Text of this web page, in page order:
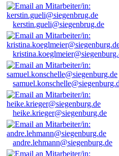
kerstin.gueli@siegenbrug.de
heike.krieger@siegenburg.de
andre.lehmann@siegenburg.de